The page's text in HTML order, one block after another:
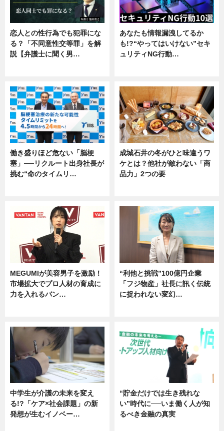
恋人との性行為でも犯罪にな
る？「不同意性交等罪」を解
説【弁護士に聞く男…
あなたも情報漏洩してるか
も!?“やってはいけない”セキ
ュリティNG行動…
働き盛りほど危ない「脳梗
塞」──リクルート出身社長が
挑む“命のタイムリ…
成城石井の冬がひと味違うワ
ケとは？他社が敵わない「商
品力」2つの要
MEGUMIが美容男子を激励！
市場拡大でプロ人材の育成に
力を入れるバン…
“利他と挑戦”100億円企業
「フジ物産」社長に訊く伝統
に捉われない変幻…
中学生が介護の未来を変え
る!?「ケア×社会課題」の新
発想が生むイノベー…
“貯金だけでは生き残れな
い”時代に──いま働く人が知
るべき金融の真実